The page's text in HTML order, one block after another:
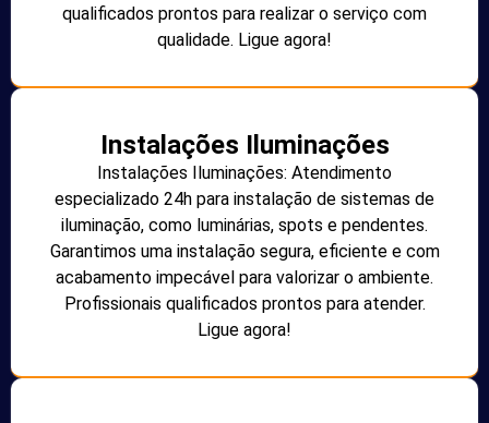
qualificados prontos para realizar o serviço com
qualidade. Ligue agora!
Instalações Iluminações
Instalações Iluminações: Atendimento
especializado 24h para instalação de sistemas de
iluminação, como luminárias, spots e pendentes.
Garantimos uma instalação segura, eficiente e com
acabamento impecável para valorizar o ambiente.
Profissionais qualificados prontos para atender.
Ligue agora!